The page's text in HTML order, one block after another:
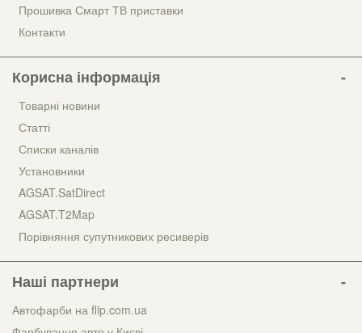
Прошивка Смарт ТВ приставки
Контакти
Корисна інформація
Товарні новини
Статті
Списки каналів
Установники
AGSAT.SatDirect
AGSAT.T2Map
Порівняння супутникових ресиверів
Наші партнери
Автофарби на flip.com.ua